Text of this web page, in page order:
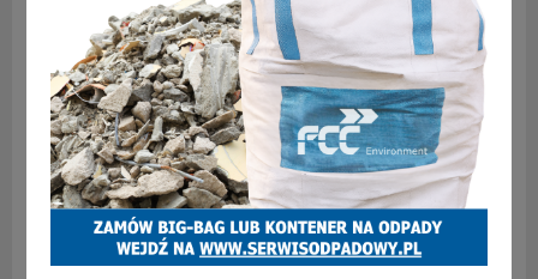
INFORMACJE
Uratowali kobietę przed zamarznięciem